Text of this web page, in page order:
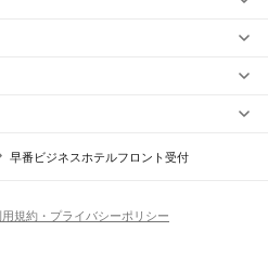
早番ビジネスホテルフロント受付
用規約・プライバシーポリシー